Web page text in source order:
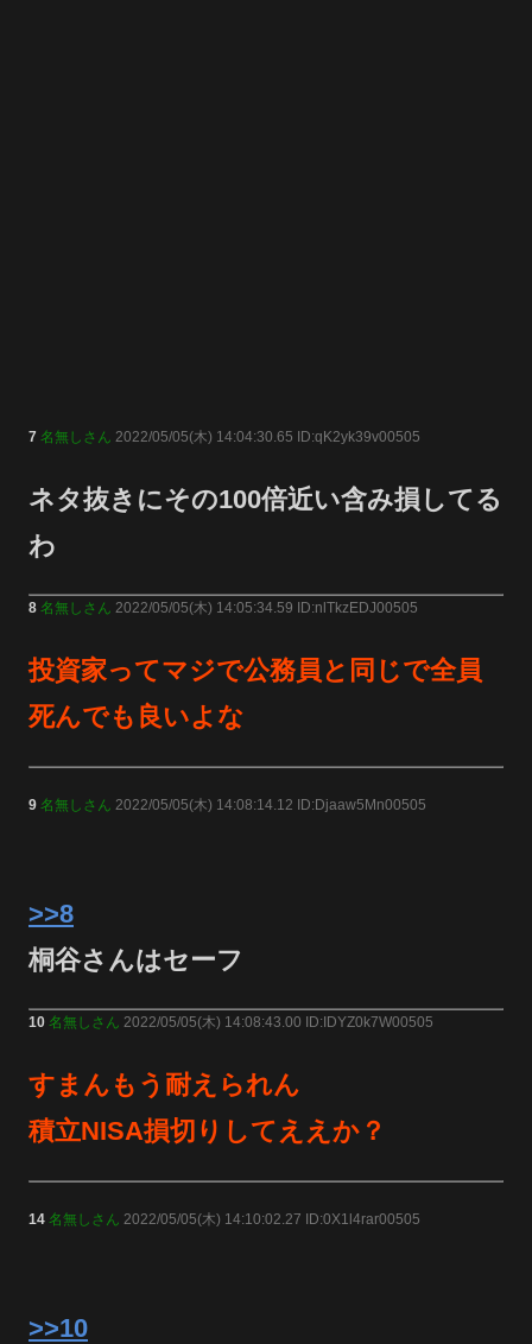
7 名無しさん 2022/05/05(木) 14:04:30.65 ID:qK2yk39v00505
ネタ抜きにその100倍近い含み損してる
わ
8 名無しさん 2022/05/05(木) 14:05:34.59 ID:nlTkzEDJ00505
投資家ってマジで公務員と同じで全員
死んでも良いよな
9 名無しさん 2022/05/05(木) 14:08:14.12 ID:Djaaw5Mn00505
>>8
桐谷さんはセーフ
10 名無しさん 2022/05/05(木) 14:08:43.00 ID:IDYZ0k7W00505
すまんもう耐えられん
積立NISA損切りしてええか？
14 名無しさん 2022/05/05(木) 14:10:02.27 ID:0X1l4rar00505
>>10